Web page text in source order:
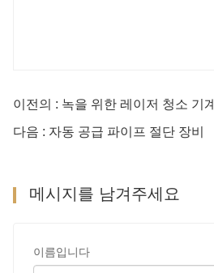
이전의 : 녹을 위한 레이저 청소 기계
다음 : 자동 공급 파이프 절단 장비
메시지를 남겨주세요
이름입니다